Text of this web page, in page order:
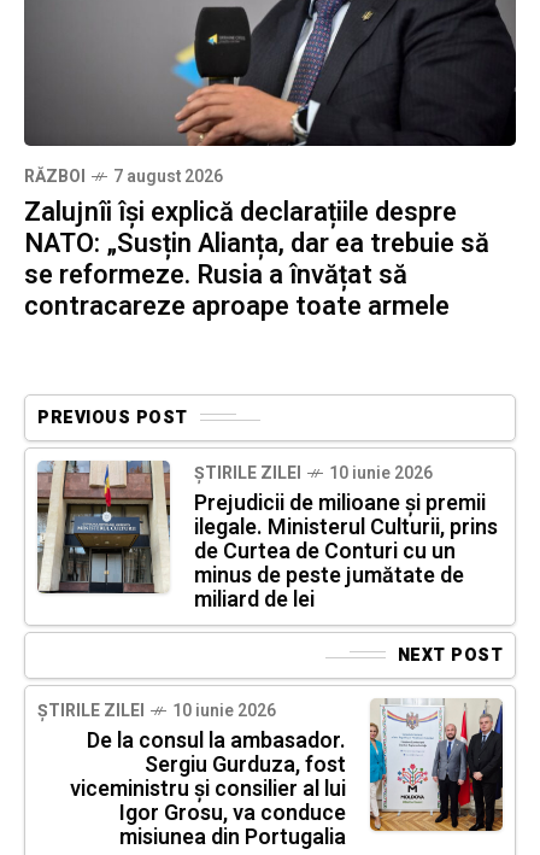
RĂZBOI 7 august 2026
Zalujnîi își explică declarațiile despre
NATO: „Susțin Alianța, dar ea trebuie să
se reformeze. Rusia a învățat să
contracareze aproape toate armele
PREVIOUS POST
ȘTIRILE ZILEI 10 iunie 2026
Prejudicii de milioane și premii
ilegale. Ministerul Culturii, prins
de Curtea de Conturi cu un
minus de peste jumătate de
miliard de lei
NEXT POST
ȘTIRILE ZILEI 10 iunie 2026
De la consul la ambasador.
Sergiu Gurduza, fost
viceministru și consilier al lui
Igor Grosu, va conduce
misiunea din Portugalia